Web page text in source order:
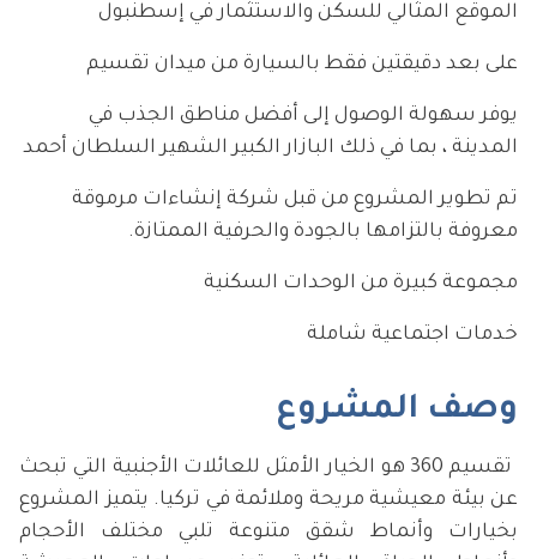
الموقع المثالي للسكن والاستثمار في إسطنبول
على بعد دقيقتين فقط بالسيارة من ميدان تقسيم
يوفر سهولة الوصول إلى أفضل مناطق الجذب في
المدينة ، بما في ذلك البازار الكبير الشهير السلطان أحمد
تم تطوير المشروع من قبل شركة إنشاءات مرموقة
معروفة بالتزامها بالجودة والحرفية الممتازة.
مجموعة كبيرة من الوحدات السكنية
خدمات اجتماعية شاملة
وصف المشروع
تقسيم 360 هو الخيار الأمثل للعائلات الأجنبية التي تبحث
عن بيئة معيشية مريحة وملائمة في تركيا. يتميز المشروع
بخيارات وأنماط شقق متنوعة تلبي مختلف الأحجام